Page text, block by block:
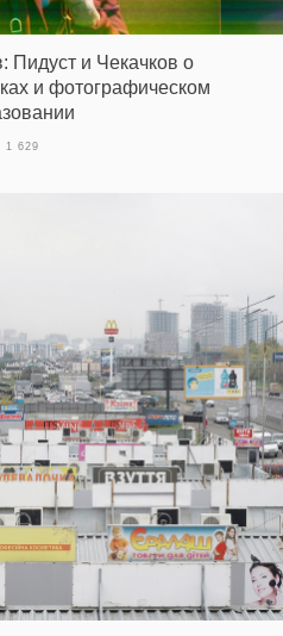
Пидуст и Чекачков о
и фотографическом
1 629